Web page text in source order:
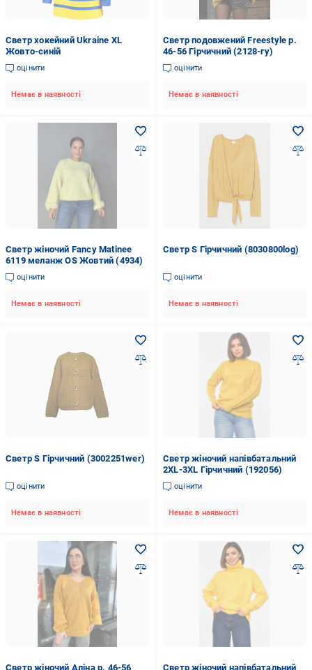
Светр хокейний Ukraine XL
Жовто-синій
оцінити
Немає в наявності
Светр подовжений Freestyle р.
46-56 Гірчичний (2128-гу)
оцінити
Немає в наявності
Светр жіночий Fancy Matinee
6119 меланж OS Жовтий (4934)
оцінити
Немає в наявності
Светр S Гірчичний (8030800log)
оцінити
Немає в наявності
Светр S Гірчичний (3002251wer)
оцінити
Немає в наявності
Светр жіночий напівбатальний
2XL-3XL Гірчичний (192056)
оцінити
Немає в наявності
Светр жіночий Аліна р. 46-56 Светр жіночий напівбатальний